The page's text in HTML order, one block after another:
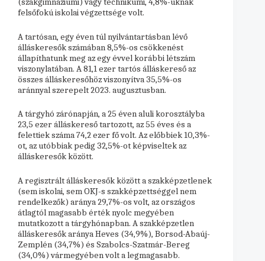
felsőfokú iskolai végzettsége volt.
A tartósan, egy éven túl nyilvántartásban lévő
álláskeresők számában 8,5%-os csökkenést
állapíthatunk meg az egy évvel korábbi létszám
viszonylatában. A 81,1 ezer tartós álláskereső az
összes álláskeresőhöz viszonyítva 35,5%-os
aránnyal szerepelt 2023. augusztusban.
A tárgyhó zárónapján, a 25 éven aluli korosztályba
23,5 ezer álláskereső tartozott, az 55 éves és a
felettiek száma 74,2 ezer fő volt. Az előbbiek 10,3%-
ot, az utóbbiak pedig 32,5%-ot képviseltek az
álláskeresők között.
A regisztrált álláskeresők között a szakképzetlenek
(sem iskolai, sem OKJ-s szakképzettséggel nem
rendelkezők) aránya 29,7%-os volt, az országos
átlagtól magasabb érték nyolc megyében
mutatkozott a tárgyhónapban. A szakképzetlen
álláskeresők aránya Heves (34,9%), Borsod-Abaúj-
Zemplén (34,7%) és Szabolcs-Szatmár-Bereg
(34,0%) vármegyében volt a legmagasabb.